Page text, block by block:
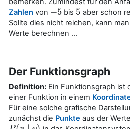
bemerken. Zumindest für den
Zahlen von −5
−5 bis 5
5 aber schon
Sollte dies nicht reichen, kann
Werte berechnen ...
Der Funktionsgraph
Definition: Ein Funktionsgraph ist
einer Funktion in einem
Für eine solche grafische
zunächst die Punkte aus der